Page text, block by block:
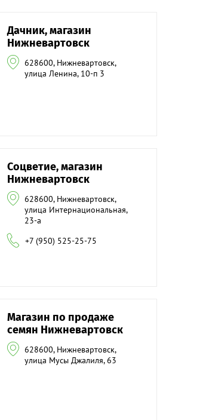
Дачник, магазин
Нижневартовск
628600, Нижневартовск,
улица Ленина, 10-п 3
Соцветие, магазин
Нижневартовск
628600, Нижневартовск,
улица Интернациональная,
23-а
+7 (950) 525-25-75
Магазин по продаже
семян Нижневартовск
628600, Нижневартовск,
улица Мусы Джалиля, 63